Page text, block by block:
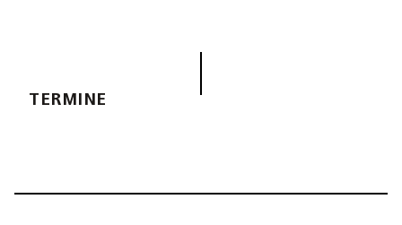
TERMINE